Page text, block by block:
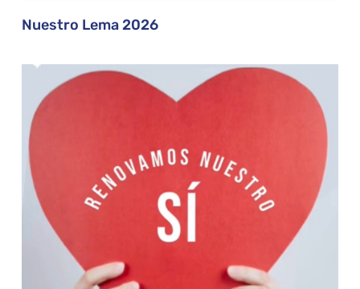
Nuestro Lema 2026